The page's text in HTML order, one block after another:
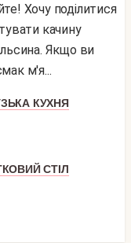
Хочу поділитися
качину
Якщо ви
м'я...
КУХНЯ
СТІЛ